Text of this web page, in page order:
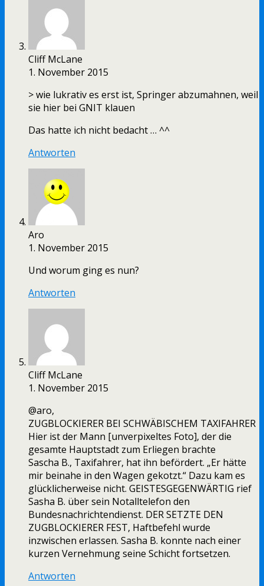
Cliff McLane
1. November 2015
> wie lukrativ es erst ist, Springer abzumahnen, weil
sie hier bei GNIT klauen
Das hatte ich nicht bedacht … ^^
Antworten
Aro
1. November 2015
Und worum ging es nun?
Antworten
Cliff McLane
1. November 2015
@aro,
ZUGBLOCKIERER BEI SCHWÄBISCHEM TAXIFAHRER
Hier ist der Mann [unverpixeltes Foto], der die
gesamte Hauptstadt zum Erliegen brachte
Sascha B., Taxifahrer, hat ihn befördert. „Er hätte
mir beinahe in den Wagen gekotzt.“ Dazu kam es
glücklicherweise nicht. GEISTESGEGENWÄRTIG rief
Sasha B. über sein Notalltelefon den
Bundesnachrichtendienst. DER SETZTE DEN
ZUGBLOCKIERER FEST, Haftbefehl wurde
inzwischen erlassen. Sasha B. konnte nach einer
kurzen Vernehmung seine Schicht fortsetzen.
Antworten